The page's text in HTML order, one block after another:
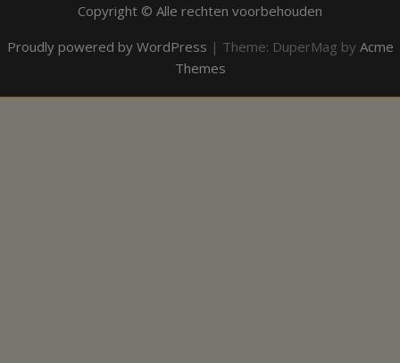
Copyright © Alle rechten voorbehouden
Proudly powered by WordPress | Theme: DuperMag by Acme
Themes